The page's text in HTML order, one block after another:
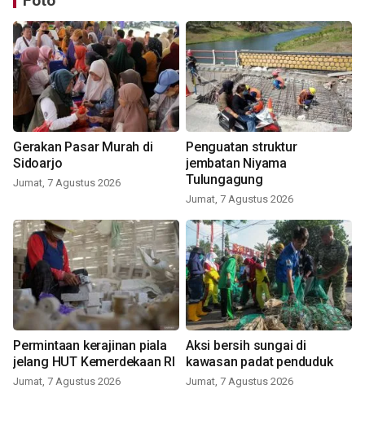
Gerakan Pasar Murah di
Sidoarjo
Jumat, 7 Agustus 2026
Penguatan struktur
jembatan Niyama
Tulungagung
Jumat, 7 Agustus 2026
Permintaan kerajinan piala
jelang HUT Kemerdekaan RI
Jumat, 7 Agustus 2026
Aksi bersih sungai di
kawasan padat penduduk
Jumat, 7 Agustus 2026